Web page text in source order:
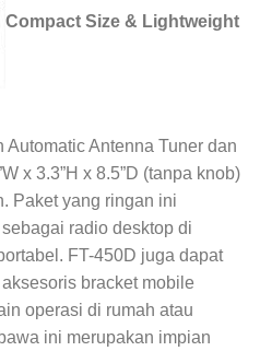
Compact Size & Lightweight
Antenna Tuner dan
x 3.3”H x 8.5”D (tanpa knob)
Paket yang ringan ini
radio desktop di
FT-450D juga dapat
bracket mobile
operasi di rumah atau
ini merupakan impian